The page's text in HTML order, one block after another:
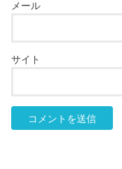
メール
サイト